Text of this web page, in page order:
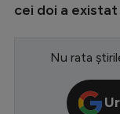
CM
cei doi a
Nu rata